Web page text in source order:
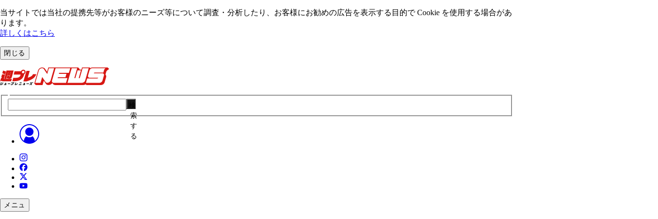
当サイトでは当社の提携先等がお客様のニーズ等について調査・分析したり、お客様にお勧めの広告を表⽰する⽬的で Cookie を使⽤する場合があ
ります。
詳しくはこちら
閉じる
索
す
る
メニュ